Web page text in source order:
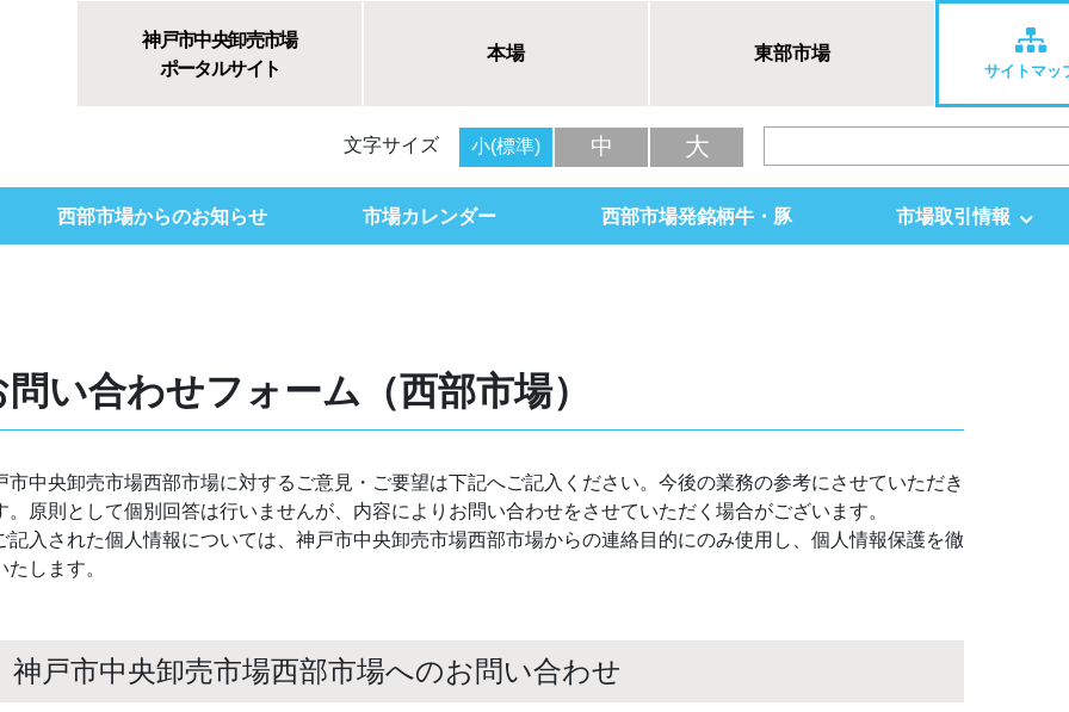
神戸市中央卸売市場
ポータルサイト
本場 東部市場
サイトマッ
文字サイズ 小(標準) 中 大
西部市場からのお知らせ 市場カレンダー 西部市場発銘柄牛・豚 市場取引情報
問い合わせフォーム（西部市場）
市中央卸売市場西部市場に対するご意見・ご要望は下記へご記入ください。今後の業務の参考にさせていただき
。原則として個別回答は行いませんが、内容によりお問い合わせをさせていただく場合がございます。
入された個人情報については、神戸市中央卸売市場西部市場からの連絡目的にのみ使用し、個人情報保護を徹
たします。
神戸市中央卸売市場西部市場へのお問い合わせ